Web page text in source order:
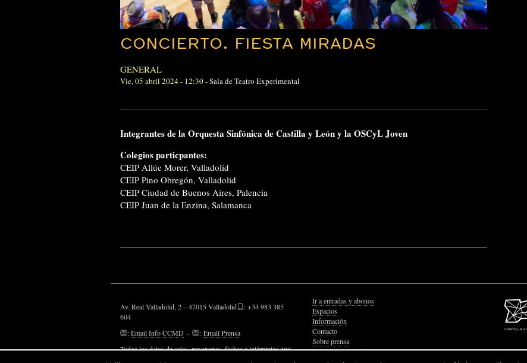
CONCIERTO. FIESTA MIRADAS
GENERAL
Vie, 05 abril 2024 - 12:30-Sala de Teatro Experimental
Integrantes de la Orquesta Sinfónica de Castilla y León y la OSCyL Joven
Colegios particpantes:
CEIP Allúe Morer, Valladolid
CEIP Pino Obregón, Valladolid
CEIP Ciudad de Buenos Aires, Palencia
CEIP Juan de la Enzina, Salamanca
Av. Real Valladolid, 2 – 47015 Valladolid
: +34 983 385
604
:Email Info CCMD – : Email Prensa
Todos los datos de salas, programas, fechas e intérpretes que
Ir a entradas y abonos
Espacios
Información
Contacto
Sobre prensa
Política de Privacidad
Política de Cookies